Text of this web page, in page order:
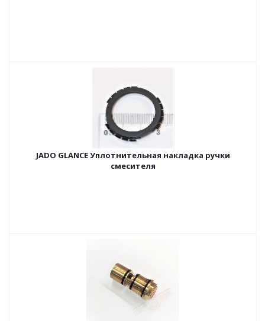
JADO GLANCE Уплотнительная накладка ручки
смесителя